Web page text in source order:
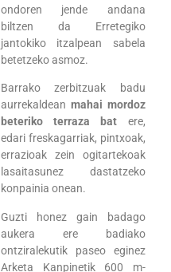
ondoren jende andana
biltzen da Erretegiko
jantokiko itzalpean sabela
betetzeko asmoz.
Barrako zerbitzuak badu
aurrekaldean mahai mordoz
beteriko terraza bat ere,
edari freskagarriak, pintxoak,
errazioak zein ogitartekoak
lasaitasunez dastatzeko
konpainia onean.
Guzti honez gain badago
aukera ere badiako
ontziralekutik paseo eginez
Arketa Kanpinetik 600 m-